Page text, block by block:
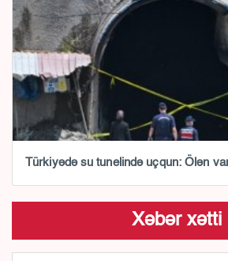
Türkiyədə su tunelində uçqun: Ölən
Xəbər xətti